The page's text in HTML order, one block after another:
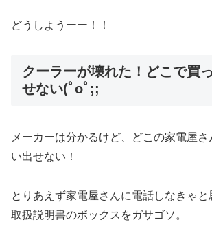
どうしようーー！！
クーラーが壊れた！どこで買
せない(ﾟoﾟ;;
メーカーは分かるけど、どこの家電屋
い出せない！
とりあえず家電屋さんに電話しなきゃと
取扱説明書のボックスをガサゴソ。